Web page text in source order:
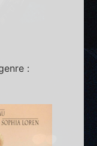
: